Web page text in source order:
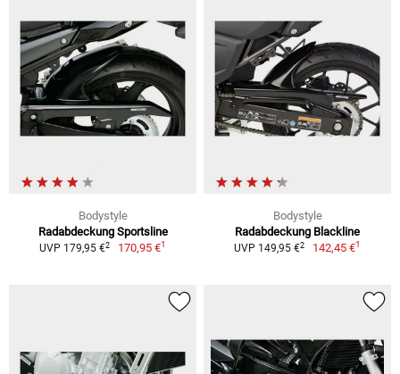
Bodystyle
Radabdeckung Sportsline
UVP 179,95 €2 170,95 €1
Bodystyle
Radabdeckung Blackline
UVP 149,95 €2 142,45 €1